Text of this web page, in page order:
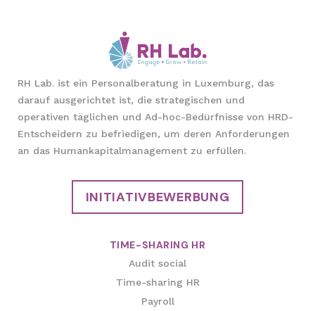
RH Lab. ist ein Personalberatung in Luxemburg, das
darauf ausgerichtet ist, die strategischen und
operativen täglichen und Ad-hoc-Bedürfnisse von HRD-
Entscheidern zu befriedigen, um deren Anforderungen
an das Humankapitalmanagement zu erfüllen.
INITIATIVBEWERBUNG
TIME-SHARING HR
Audit social
Time-sharing HR
Payroll